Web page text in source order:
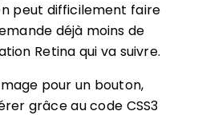
peut difficilement faire
déjà moins de
Retina qui va suivre.
pour un bouton,
grâce au code CSS3